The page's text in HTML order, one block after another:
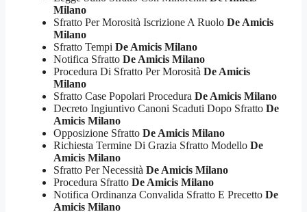
Milano
Sfratto Per Morosità Iscrizione A Ruolo De Amicis
Milano
Sfratto Tempi De Amicis Milano
Notifica Sfratto De Amicis Milano
Procedura Di Sfratto Per Morosità De Amicis
Milano
Sfratto Case Popolari Procedura De Amicis Milano
Decreto Ingiuntivo Canoni Scaduti Dopo Sfratto De
Amicis Milano
Opposizione Sfratto De Amicis Milano
Richiesta Termine Di Grazia Sfratto Modello De
Amicis Milano
Sfratto Per Necessità De Amicis Milano
Procedura Sfratto De Amicis Milano
Notifica Ordinanza Convalida Sfratto E Precetto De
Amicis Milano